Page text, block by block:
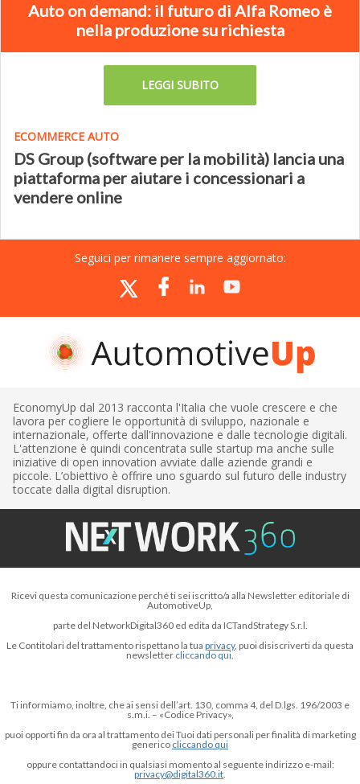
Auto on demand: il futuro di Alfa Romeo è
nella produzione su richiesta
LEGGI SUBITO
ECOMMERCE AUTO
DS Group (software per la mobilità) lancia una
piattaforma per aiutare i concessionari a
vendere online
Seguici per rimanere sempre aggiornato:
EconomyUp dal 2013 racconta l'Italia che vuole crescere e che
lavora per cogliere le opportunità di sviluppo, nazionale e
internazionale, offerte dall'innovazione e dalle tecnologie digitali.
L'attenzione è quindi concentrata sulle startup ma anche sulle
iniziative di open innovation avviate dalle aziende grandi e
piccole. L’obiettivo è offrire uno sguardo sul futuro delle industry
toccate dalla digital disruption.
Ricevi questa comunicazione perché ti sei iscritto/a alla Newsletter editoriale di
AutomotiveUp,
parte del NetworkDigital360 ed edita da ICTandStrategy S.r.l.
Le Contitolari del trattamento rispettano la tua privacy, puoi disiscriverti da questa
newsletter cliccando qui.
Ti informiamo, inoltre, che ai sensi dell’art. 130, comma 4, del D.lgs. 196/2003 e
s.m.i. – «Codice Privacy»,
puoi opporti fin da ora al trattamento dei Tuoi dati personali per finalità di marketing
generico cliccando qui
oppure contattandoci in qualsiasi momento al seguente indirizzo e-mail:
privacy@digital360.it.